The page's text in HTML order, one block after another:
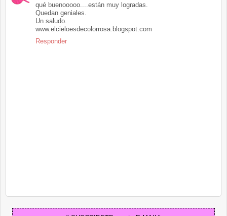
qué buenooooo....están muy logradas.
Quedan geniales.
Un saludo.
www.elcieloesdecolorrosa.blogspot.com
Responder